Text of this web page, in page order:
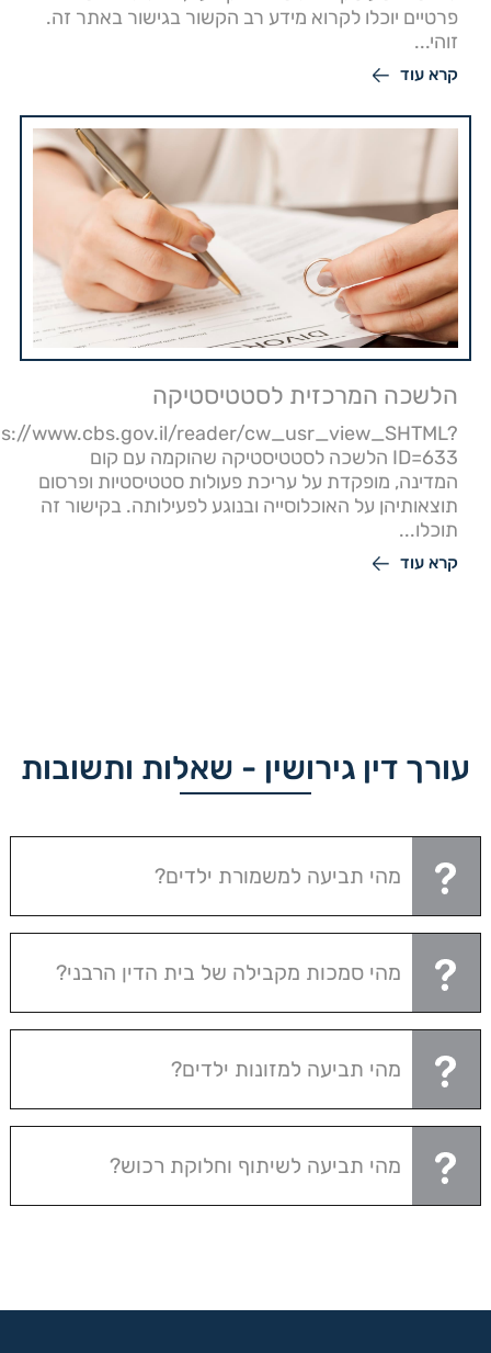
פרטיים יוכלו לקרוא מידע רב הקשור בגישור באתר זה.
זוהי...
קרא עוד
הלשכה המרכזית לסטטיסטיקה
www.cbs.gov.il/reader/cw_usr_view_SHTML?
ID=633 הלשכה לסטטיסטיקה שהוקמה עם קום
המדינה, מופקדת על עריכת פעולות סטטיסטיות ופרסום
תוצאותיהן על האוכלוסייה ובנוגע לפעילותה. בקישור זה
תוכלו...
קרא עוד
עורך דין גירושין - שאלות ותשובות
מהי תביעה למשמורת ילדים?
מהי סמכות מקבילה של בית הדין הרבני?
מהי תביעה למזונות ילדים?
מהי תביעה לשיתוף וחלוקת רכוש?